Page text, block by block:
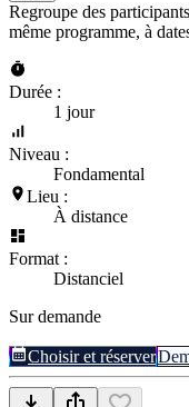
Regroupe des
même programme, à
Durée :
1 jour
Niveau :
Fondamental
Lieu :
À distance
Format :
Distanciel
Sur demande
Choisir et réserver